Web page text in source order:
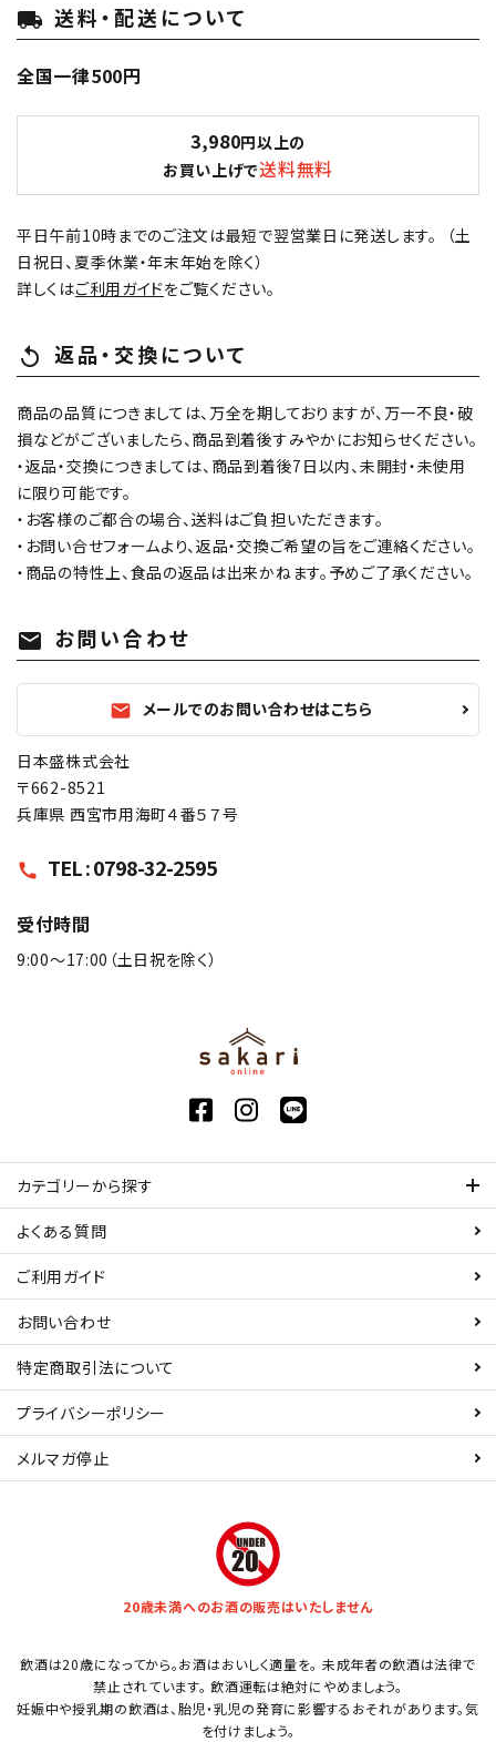
local_shipping 送料・配送について
全国一律500円
3,980円以上の
お買い上げで送料無料
平日午前10時までのご注文は最短で翌営業日に発送します。 （土
日祝日、夏季休業・年末年始を除く）
詳しくはご利用ガイドをご覧ください。
replay 返品・交換について
商品の品質につきましては、万全を期しておりますが、万一不良・破
損などがございましたら、商品到着後すみやかにお知らせください。
・返品・交換につきましては、商品到着後7日以内、未開封・未使用
に限り可能です。
・お客様のご都合の場合、送料はご負担いただきます。
・お問い合せフォームより、返品・交換ご希望の旨をご連絡ください。
・商品の特性上、食品の返品は出来かねます。予めご了承ください。
mail お問い合わせ
mail メールでのお問い合わせはこちら
日本盛株式会社
〒662-8521
兵庫県 西宮市用海町４番５７号
call TEL : 0798-32-2595
受付時間
9:00〜17:00（土日祝を除く）
カテゴリーから探す
よくある質問
ご利用ガイド
お問い合わせ
特定商取引法について
プライバシーポリシー
メルマガ停止
20歳未満へのお酒の販売はいたしません
飲酒は20歳になってから。お酒はおいしく適量を。 未成年者の飲酒は法律で
禁止されています。 飲酒運転は絶対にやめましょう。
妊娠中や授乳期の飲酒は、胎児・乳児の発育に影響するおそれがあります。気
を付けましょう。